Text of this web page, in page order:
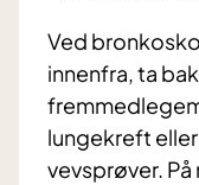
Ved
innenfra, ta
lungekreft
vevsprøver. På